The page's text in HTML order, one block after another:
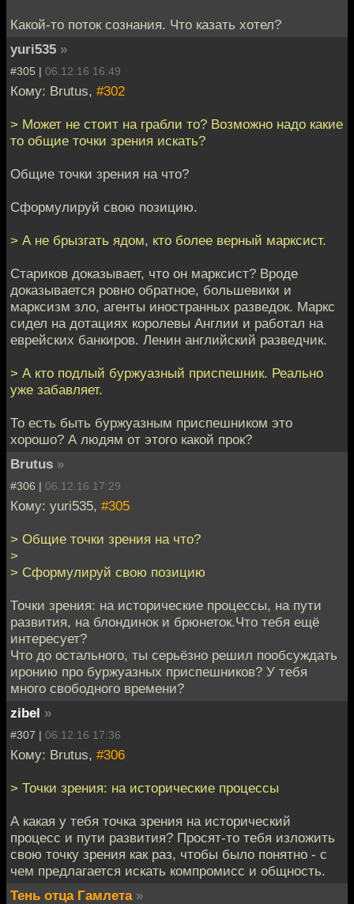
Какой-то поток сознания. Что казать хотел?
yuri535 »
#305 | 06.12.16 16:49
Кому: Brutus, #302
> Может не стоит на грабли то? Возможно надо какие
то общие точки зрения искать?
Общие точки зрения на что?
Сформулируй свою позицию.
> А не брызгать ядом, кто более верный марксист.
Стариков доказывает, что он марксист? Вроде
доказывается ровно обратное, большевики и
марксизм зло, агенты иностранных разведок. Маркс
сидел на дотациях королевы Англии и работал на
еврейских банкиров. Ленин английский разведчик.
> А кто подлый буржуазный приспешник. Реально
уже забавляет.
То есть быть буржуазным приспешником это
хорошо? А людям от этого какой прок?
Brutus »
#306 | 06.12.16 17:29
Кому: yuri535, #305
> Общие точки зрения на что?
>
> Сформулируй свою позицию
Точки зрения: на исторические процессы, на пути
развития, на блондинок и брюнеток.Что тебя ещё
интересует?
Что до остального, ты серьёзно решил пообсуждать
иронию про буржуазных приспешников? У тебя
много свободного времени?
zibel »
#307 | 06.12.16 17:36
Кому: Brutus, #306
> Точки зрения: на исторические процессы
А какая у тебя точка зрения на исторический
процесс и пути развития? Просят-то тебя изложить
свою точку зрения как раз, чтобы было понятно - с
чем предлагается искать компромисс и общность.
Тень отца Гамлета »